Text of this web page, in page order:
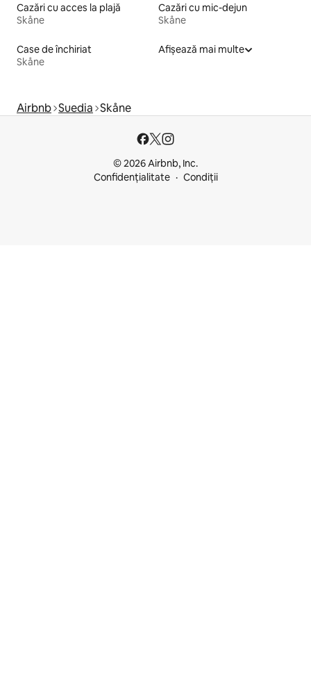
Cazări cu acces la plajă
Skåne
Cazări cu mic-dejun
Skåne
Case de închiriat
Skåne
Afișează mai multe
Airbnb Suedia Skåne
© 2026 Airbnb, Inc.
Confidențialitate
Condiții